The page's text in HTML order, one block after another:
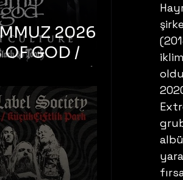
2026 –
OF GOD /
CULTURE /
TOOTH –
Bonus